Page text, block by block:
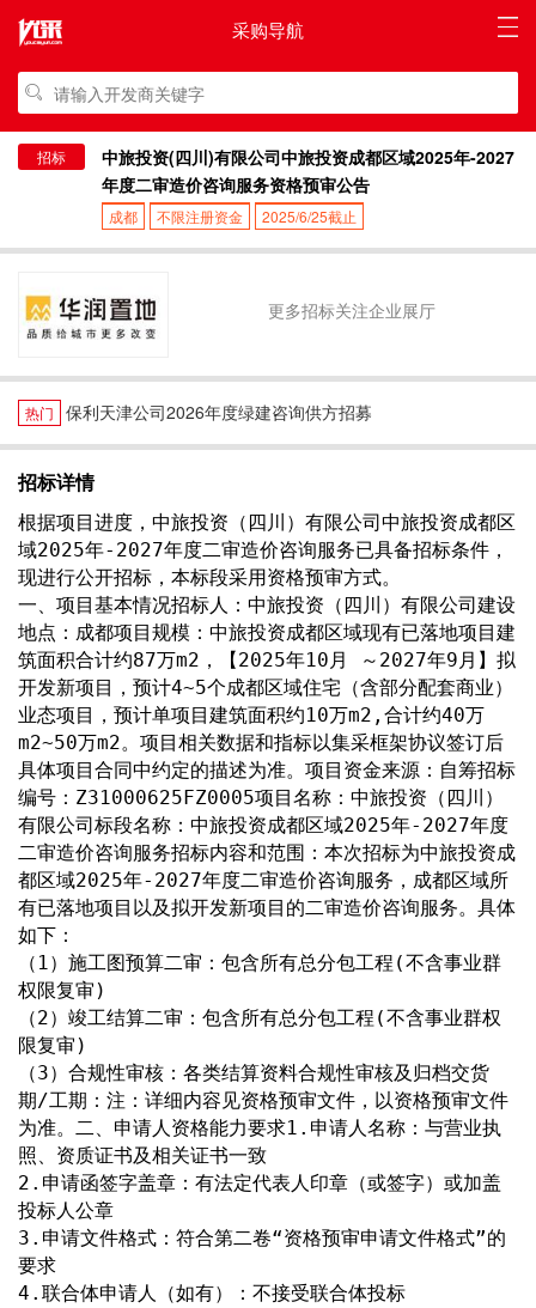
采购导航
招标
中旅投资(四川)有限公司中旅投资成都区域2025年-2027
年度二审造价咨询服务资格预审公告
成都 不限注册资金 2025/6/25截止
更多招标关注企业展厅
热门 保利天津公司2026年度绿建咨询供方招募
招标详情
根据项目进度，中旅投资（四川）有限公司中旅投资成都区
域2025年-2027年度二审造价咨询服务已具备招标条件，
现进行公开招标，本标段采用资格预审方式。
一、项目基本情况招标人：中旅投资（四川）有限公司建设
地点：成都项目规模：中旅投资成都区域现有已落地项目建
筑面积合计约87万m2，【2025年10月 ～2027年9月】拟
开发新项目，预计4~5个成都区域住宅（含部分配套商业）
业态项目，预计单项目建筑面积约10万m2,合计约40万
m2~50万m2。项目相关数据和指标以集采框架协议签订后
具体项目合同中约定的描述为准。项目资金来源：自筹招标
编号：Z31000625FZ0005项目名称：中旅投资（四川）
有限公司标段名称：中旅投资成都区域2025年-2027年度
二审造价咨询服务招标内容和范围：本次招标为中旅投资成
都区域2025年-2027年度二审造价咨询服务，成都区域所
有已落地项目以及拟开发新项目的二审造价咨询服务。具体
如下：
（1）施工图预算二审：包含所有总分包工程(不含事业群
权限复审)
（2）竣工结算二审：包含所有总分包工程(不含事业群权
限复审)
（3）合规性审核：各类结算资料合规性审核及归档交货
期/工期：注：详细内容见资格预审文件，以资格预审文件
为准。二、申请人资格能力要求1.申请人名称：与营业执
照、资质证书及相关证书一致
2.申请函签字盖章：有法定代表人印章（或签字）或加盖
投标人公章
3.申请文件格式：符合第二卷“资格预审申请文件格式”的
要求
4.联合体申请人（如有）：不接受联合体投标